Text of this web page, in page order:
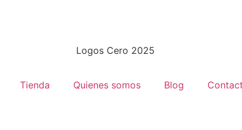
Tienda Quienes somos Blog